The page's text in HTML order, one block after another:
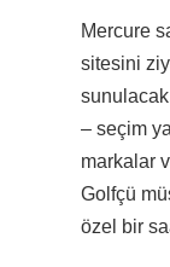
Mercure
sitesini
– seçim
markalar
Golfçü
özel bir